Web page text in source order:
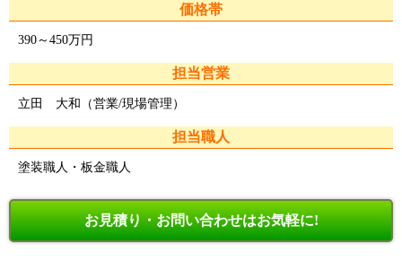
価格帯
390～450万円
担当営業
立田 大和（営業/現場管理）
担当職人
塗装職人・板金職人
お見積り・お問い合わせはお気軽に!